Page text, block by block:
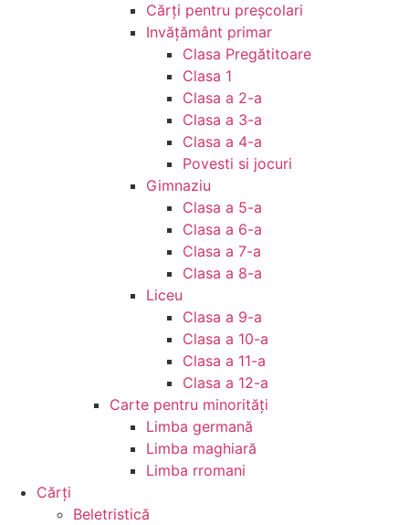
Cărţi pentru preşcolari
Invățământ primar
Clasa Pregătitoare
Clasa 1
Clasa a 2-a
Clasa a 3-a
Clasa a 4-a
Povesti si jocuri
Gimnaziu
Clasa a 5-a
Clasa a 6-a
Clasa a 7-a
Clasa a 8-a
Liceu
Clasa a 9-a
Clasa a 10-a
Clasa a 11-a
Clasa a 12-a
Carte pentru minorităţi
Limba germană
Limba maghiară
Limba rromani
Cărţi
Beletristică